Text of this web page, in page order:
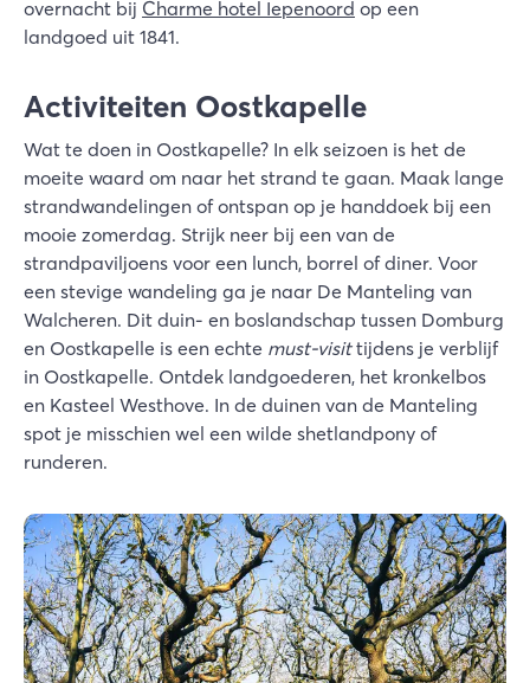
overnacht bij Charme hotel Iepenoord op een
landgoed uit 1841.
Activiteiten Oostkapelle
Wat te doen in Oostkapelle? In elk seizoen is het de
moeite waard om naar het strand te gaan. Maak lange
strandwandelingen of ontspan op je handdoek bij een
mooie zomerdag. Strijk neer bij een van de
strandpaviljoens voor een lunch, borrel of diner. Voor
een stevige wandeling ga je naar De Manteling van
Walcheren. Dit duin- en boslandschap tussen Domburg
en Oostkapelle is een echte must-visittijdens je verblijf
in Oostkapelle. Ontdek landgoederen, het kronkelbos
en Kasteel Westhove. In de duinen van de Manteling
spot je misschien wel een wilde shetlandpony of
runderen.